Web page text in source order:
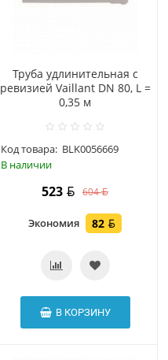
Труба удлинительная с
ревизией Vaillant DN 80, L =
0,35 м
Код товара: BLK0056669
В наличии
523 604
Экономия 82
В КОРЗИНУ